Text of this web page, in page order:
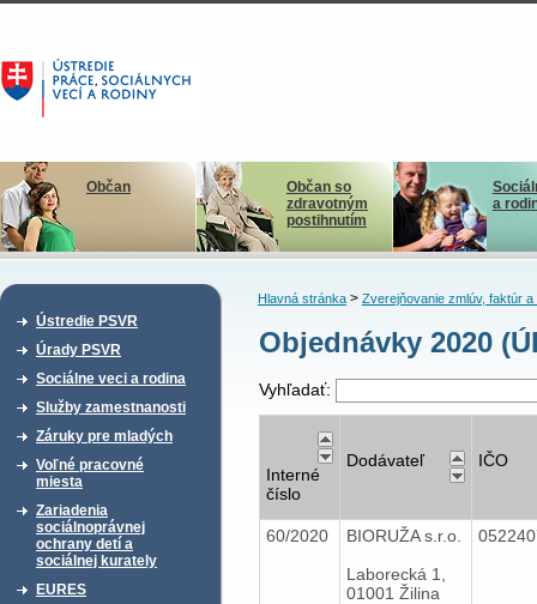
Občan
Občan so
zdravotným
postihnutím
a
Ústredie PSVR
Úrady PSVR
Sociálne veci a rodina
Služby zamestnanosti
Záruky pre mladých
Voľné pracovné
miesta
Zariadenia
sociálnoprávnej
ochrany detí a
sociálnej kurately
EURES
Hlavná stránka> Zverejňovanie zmlúv, faktúr a
Objednávky 2020
Vyhľadať:
Interné
číslo
Dodávateľ IČO
60/2020
BIORUŽA s.r.o.
Laborecká 1,
01001 Žilina